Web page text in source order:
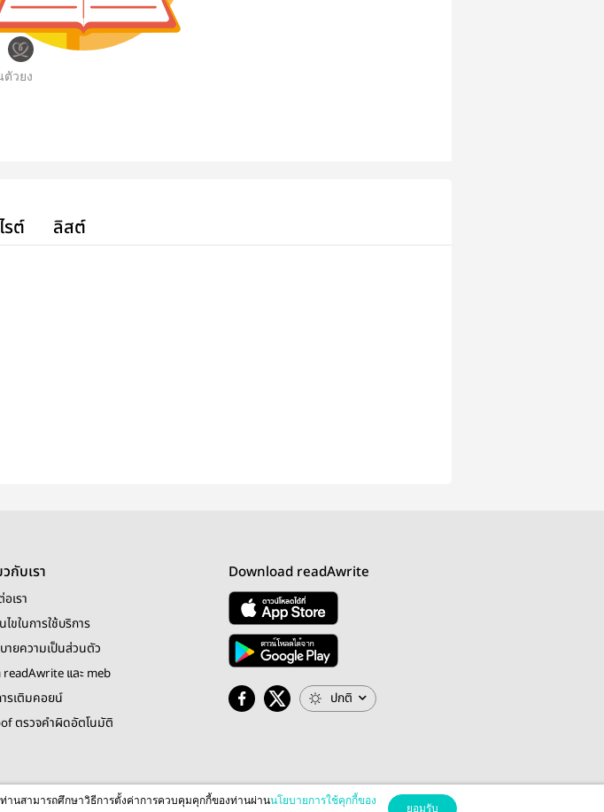
ตัวยง
รต์ ลิสต์
กับเรา
เรา
ไขในการใช้บริการ
ายความเป็นส่วนตัว
readAwrite และ meb
รเติมคอยน์
ตรวจคำผิดอัตโนมัติ
Download readAwrite
ปกติ
Public Company Limited
านสามารถศึกษาวิธีการตั้งค่าการควบคุมคุกกี้ของท่านผ่านนโยบายการใช้คุกกี้ของ
ยอมรับ